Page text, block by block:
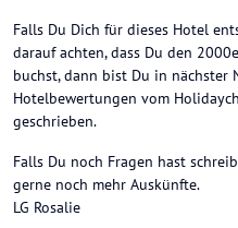
Falls Du Dich für dieses Hotel
darauf achten, dass Du den
buchst, dann bist Du in nächster
Hotelbewertungen vom
geschrieben.
Falls Du noch Fragen hast
gerne noch mehr Auskünfte.
LG Rosalie